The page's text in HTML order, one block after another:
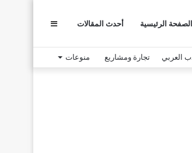
الصفحة الرئيسية أحدث المقالات
العربي تجارة ومشاريع منوعات